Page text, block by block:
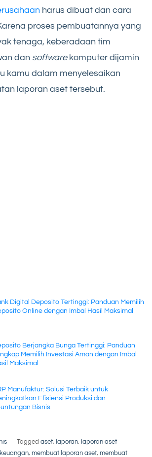
harus dibuat dan cara
proses pembuatannya yang
tenaga, keberadaan tim
dan software komputer dijamin
kamu dalam menyelesaikan
laporan aset tersebut.
Digital Deposito Tertinggi: Panduan Memilih
Online dengan Imbal Hasil Maksimal
Berjangka Bunga Tertinggi: Panduan
Memilih Investasi Aman dengan Imbal
Maksimal
Manufaktur: Solusi Terbaik untuk
Efisiensi Produksi dan
Bisnis
Tagged aset, laporan, laporan aset
, membuat laporan aset, membuat